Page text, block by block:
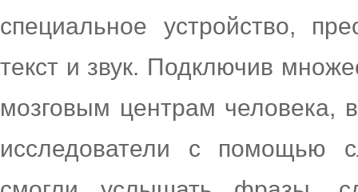
специальное устройство,
текст и звук. Подключив
мозговым центрам человека,
исследователи с помощью